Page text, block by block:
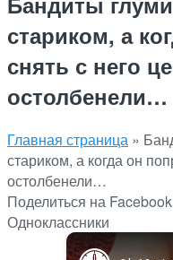
стариком, а
снять с него
остолбенели…
Главная страница »
стариком, а когда он
остолбенели…
Поделиться на Facebook
Одноклассники